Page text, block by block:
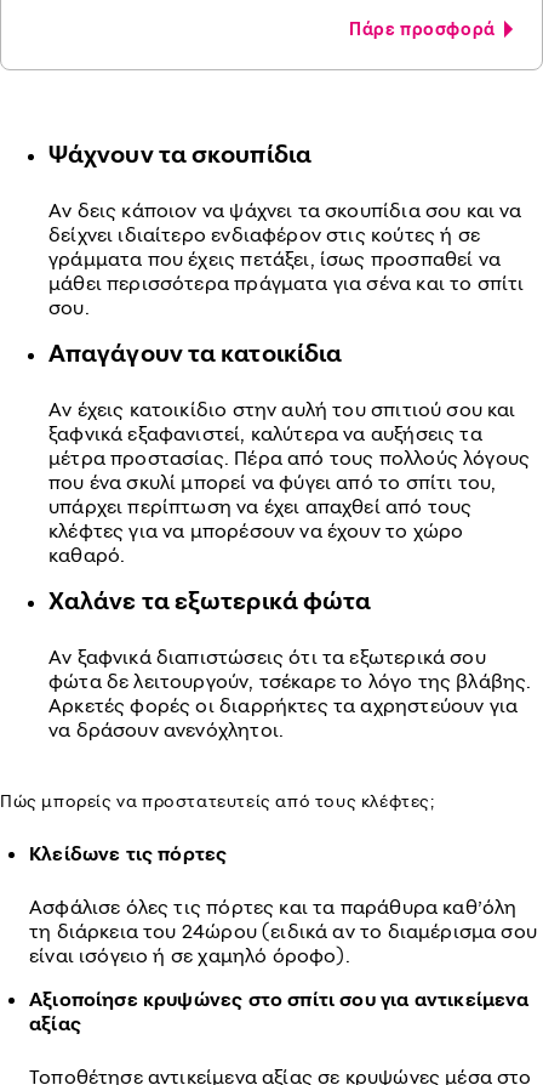
Πάρε προσφορά
Ψάχνουν τα σκουπίδια
Αν δεις κάποιον να ψάχνει τα σκουπίδια σου και να
δείχνει ιδιαίτερο ενδιαφέρον στις κούτες ή σε
γράμματα που έχεις πετάξει, ίσως προσπαθεί να
μάθει περισσότερα πράγματα για σένα και το σπίτι
σου.
Απαγάγουν τα κατοικίδια
Αν έχεις κατοικίδιο στην αυλή του σπιτιού σου και
ξαφνικά εξαφανιστεί, καλύτερα να αυξήσεις τα
μέτρα προστασίας. Πέρα από τους πολλούς λόγους
που ένα σκυλί μπορεί να φύγει από το σπίτι του,
υπάρχει περίπτωση να έχει απαχθεί από τους
κλέφτες για να μπορέσουν να έχουν το χώρο
καθαρό.
Χαλάνε τα εξωτερικά φώτα
Αν ξαφνικά διαπιστώσεις ότι τα εξωτερικά σου
φώτα δε λειτουργούν, τσέκαρε το λόγο της βλάβης.
Αρκετές φορές οι διαρρήκτες τα αχρηστεύουν για
να δράσουν ανενόχλητοι.
Πώς μπορείς να προστατευτείς από τους κλέφτες;
Κλείδωνε τις πόρτες
Ασφάλισε όλες τις πόρτες και τα παράθυρα καθ’όλη
τη διάρκεια του 24ώρου (ειδικά αν το διαμέρισμα σου
είναι ισόγειο ή σε χαμηλό όροφο).
Αξιοποίησε κρυψώνες στο σπίτι σου για αντικείμενα
αξίας
Τοποθέτησε αντικείμενα αξίας σε κρυψώνες μέσα στο